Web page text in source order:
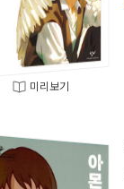
미리보기